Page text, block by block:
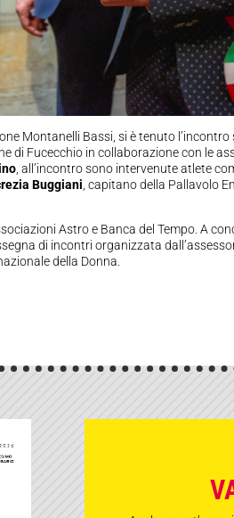
Montanelli Bassi, si è tenuto
di Fucecchio in collaborazione con le
, all’incontro sono intervenute atlete
Buggiani , capitano della Pallavolo
Astro e Banca del Tempo. A
di incontri organizzata
della Donna.